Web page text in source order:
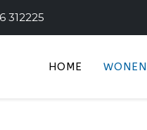
312225
HOME WONEN